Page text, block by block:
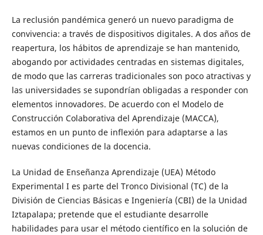
La reclusión pandémica generó un nuevo paradigma de
convivencia: a través de dispositivos digitales. A dos años de
reapertura, los hábitos de aprendizaje se han mantenido,
abogando por actividades centradas en sistemas digitales,
de modo que las carreras tradicionales son poco atractivas y
las universidades se supondrían obligadas a responder con
elementos innovadores. De acuerdo con el Modelo de
Construcción Colaborativa del Aprendizaje (MACCA),
estamos en un punto de inflexión para adaptarse a las
nuevas condiciones de la docencia.
La Unidad de Enseñanza Aprendizaje (UEA) Método
Experimental I es parte del Tronco Divisional (TC) de la
División de Ciencias Básicas e Ingeniería (CBI) de la Unidad
Iztapalapa; pretende que el estudiante desarrolle
habilidades para usar el método científico en la solución de